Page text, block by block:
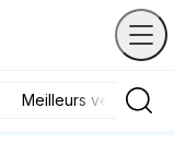
Meilleurs véhicules